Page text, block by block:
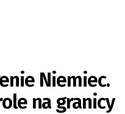
Niemiec.
na granicy